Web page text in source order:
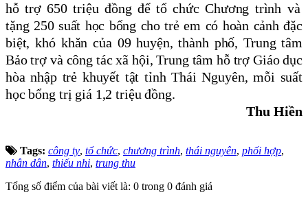
hỗ trợ 650 triệu đồng để tổ chức Chương trình và
tặng 250 suất học bổng cho trẻ em có hoàn cảnh đặc
biệt, khó khăn của 09 huyện, thành phố, Trung tâm
Bảo trợ và công tác xã hội,Trung tâm hỗ trợ Giáo dục
hòa nhập trẻ khuyết tật tỉnh Thái Nguyên, mỗi suất
học bổng trị giá 1,2 triệu đồng.
Thu Hiền
Tags: công ty, tổ chức, chương trình, thái nguyên, phối hợp,
nhân dân, thiếu nhi, trung thu
Tổng số điểm của bài viết là: 0 trong 0 đánh giá